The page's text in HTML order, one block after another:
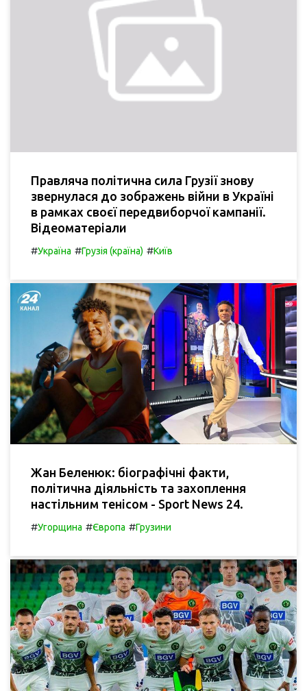
Правляча політична сила Грузії знову
звернулася до зображень війни в Україні
в рамках своєї передвиборчої кампанії.
Відеоматеріали
#Україна #Грузія (країна) #Київ
Жан Беленюк: біографічні факти,
політична діяльність та захоплення
настільним тенісом - Sport News 24.
#Угорщина #Європа #Грузини